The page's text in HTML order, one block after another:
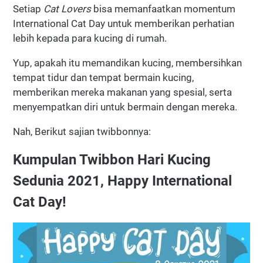
Setiap Cat Loversbisa memanfaatkan momentum
International Cat Day untuk memberikan perhatian
lebih kepada para kucing di rumah.
Yup, apakah itu memandikan kucing, membersihkan
tempat tidur dan tempat bermain kucing,
memberikan mereka makanan yang spesial, serta
menyempatkan diri untuk bermain dengan mereka.
Nah, Berikut sajian twibbonnya:
Kumpulan Twibbon Hari Kucing
Sedunia 2021, Happy International
Cat Day!